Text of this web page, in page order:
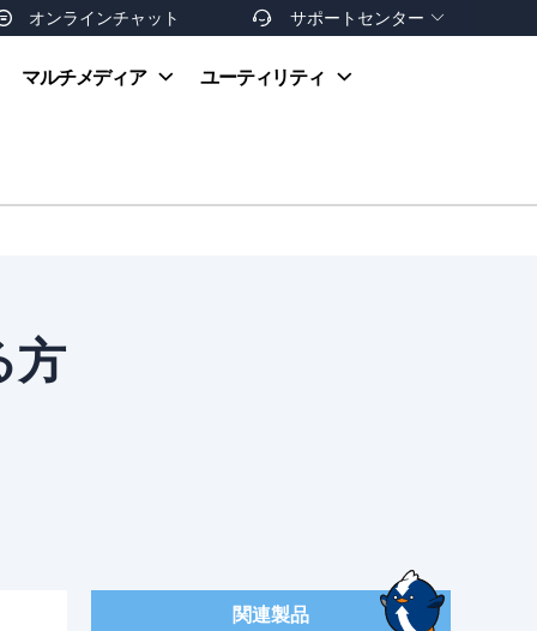
オンラインチャット  サポートセンター 
お支払い方法
マルチメディア ユーティリティ
方
関連製品